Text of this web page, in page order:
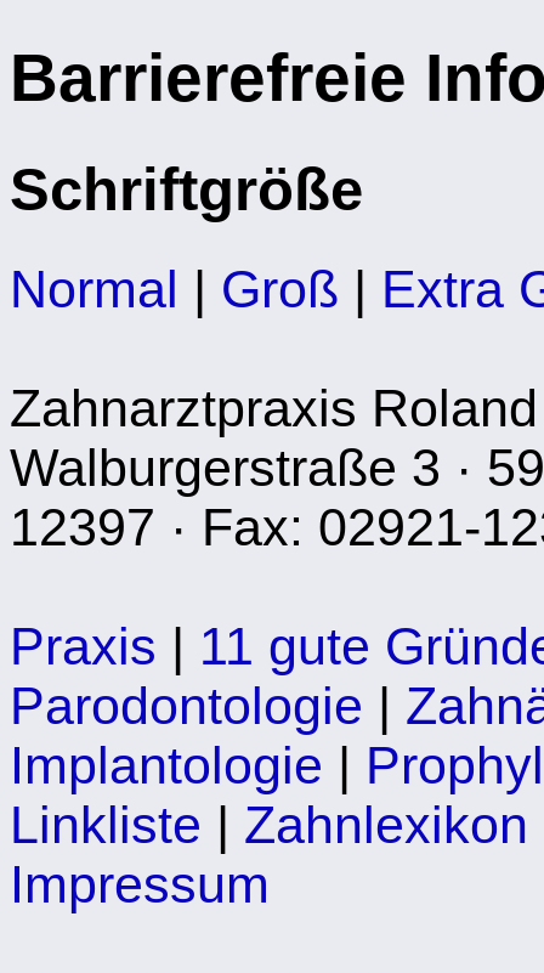
Barrierefreie
Schriftgröße
Normal | Groß | Extra
Zahnarztpraxis
Walburgerstraße 3 ·
12397 · Fax: 02921-
Praxis | 11 gute
Parodontologie |
Implantologie |
Linkliste | Zahnlexikon
Impressum